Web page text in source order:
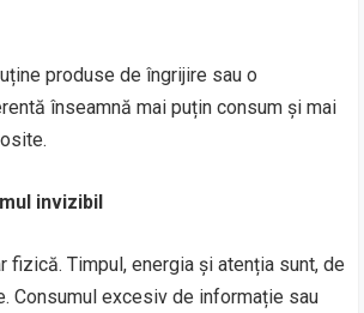
produse de îngrijire sau o
înseamnă mai puțin consum și mai
invizibil
fizică. Timpul, energia și atenția sunt, de
Consumul excesiv de informație sau